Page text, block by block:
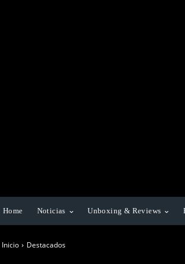
Home Noticias Unboxing & Reviews
Inicio Destacados